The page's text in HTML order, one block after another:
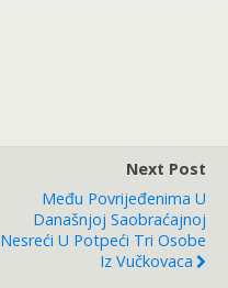
Next Post
Među Povrijeđenima U
Današnjoj Saobraćajnoj
Nesreći U Potpeći Tri Osobe
Iz Vučkovaca